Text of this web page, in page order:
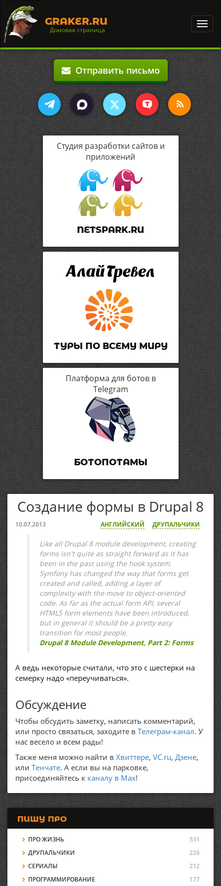
GRAKER.RU
Домовая страница
Отправить письмо
Студия разработки сайтов и
приложений
NETSPARK.RU
ТУРЫ ПО ВСЕМУ МИРУ
Платформа для ботов в
Telegram
БОТОПОТАМЫ
Создание формы в Drupal 8
10.07.2013 АНГЛИЙСКИЙ ДРУПАЛЬЧИКИ
Like all Drupal 8 module development, creating
forms isn't quite as straight forward as it has
been in the past using the hook system.
Symfony has changed the way that forms get
created and called, adding a layer of
complexity with the move to object-oriented
code. As far as the actual form API, several
HTML5 form elements have been introduced,
but in general it should be a pretty easy
transition for most people.
Drupal 8 Module Development, Part 2: Forms
А ведь некоторые считали, что это с шестерки на
семерку надо «переучиваться».
Обсуждение
Чтобы обсудить заметку, написать комментарий,
или просто связаться, заходите в Телеграм-канал. У
нас весело и всем рады!
Также меня можно найти в Хвиттере, VC.ru, Дзене,
или Тенчате. А если вы на парковке,
присоединяйтесь к каналу в Max!
ПИШУ ПРО
ПРО ЖИЗНЬ
531
ДРУПАЛЬЧИКИ
226
СЕРИАЛЫ
212
ПРОГРАММИРОВАНИЕ
177